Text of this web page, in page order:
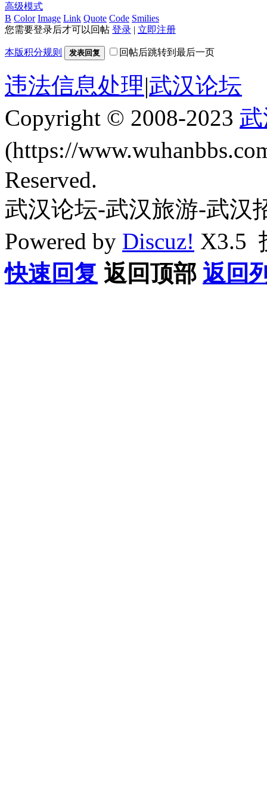
高级模式
B Color Image Link Quote Code Smilies
您需要登录后才可以回帖 登录 | 立即注册
本版积分规则 发表回复 回帖后跳转到最后一页
违法信息处理|武汉论坛
Copyright © 2008-2023
(https://
Reserved.
武汉论坛-武汉旅游-武汉
Powered by Discuz! X3.5
快速回复 返回顶部 返回